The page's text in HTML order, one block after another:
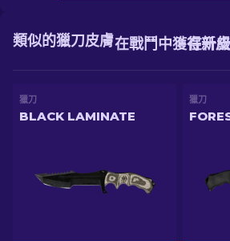
在升
在戰鬥中獲得新
類似的獵刀皮膚
獵刀
BLACK LAMINATE
獵刀